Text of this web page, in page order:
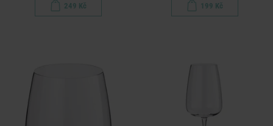
249 Kč 199 Kč